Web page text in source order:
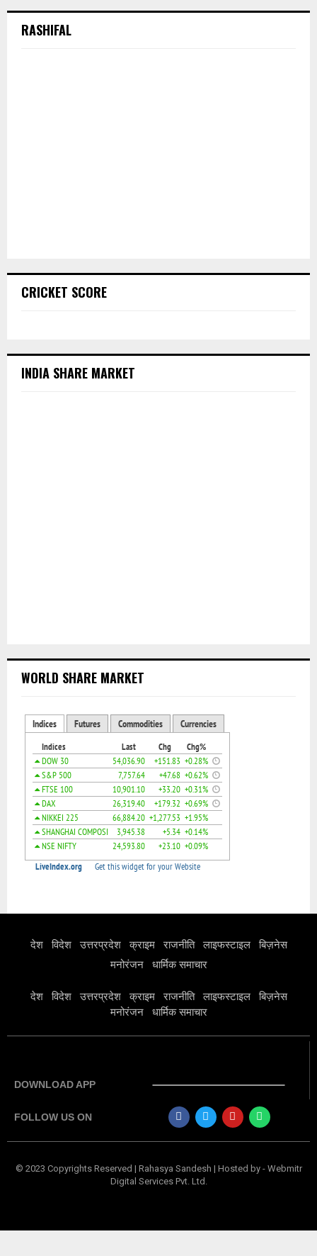
RASHIFAL
CRICKET SCORE
INDIA SHARE MARKET
WORLD SHARE MARKET
देश विदेश उत्तरप्रदेश क्राइम राजनीति लाइफस्टाइल
बिज़नेस
मनोरंजन
धार्मिक समाचार
देश विदेश उत्तरप्रदेश क्राइम राजनीति लाइफस्टाइल
बिज़नेस
मनोरंजन
धार्मिक समाचार
DOWNLOAD APP
FOLLOW US ON
© 2023 Copyrights Reserved | Rahasya Sandesh | Hosted by - Webmitr
Digital Services Pvt. Ltd.